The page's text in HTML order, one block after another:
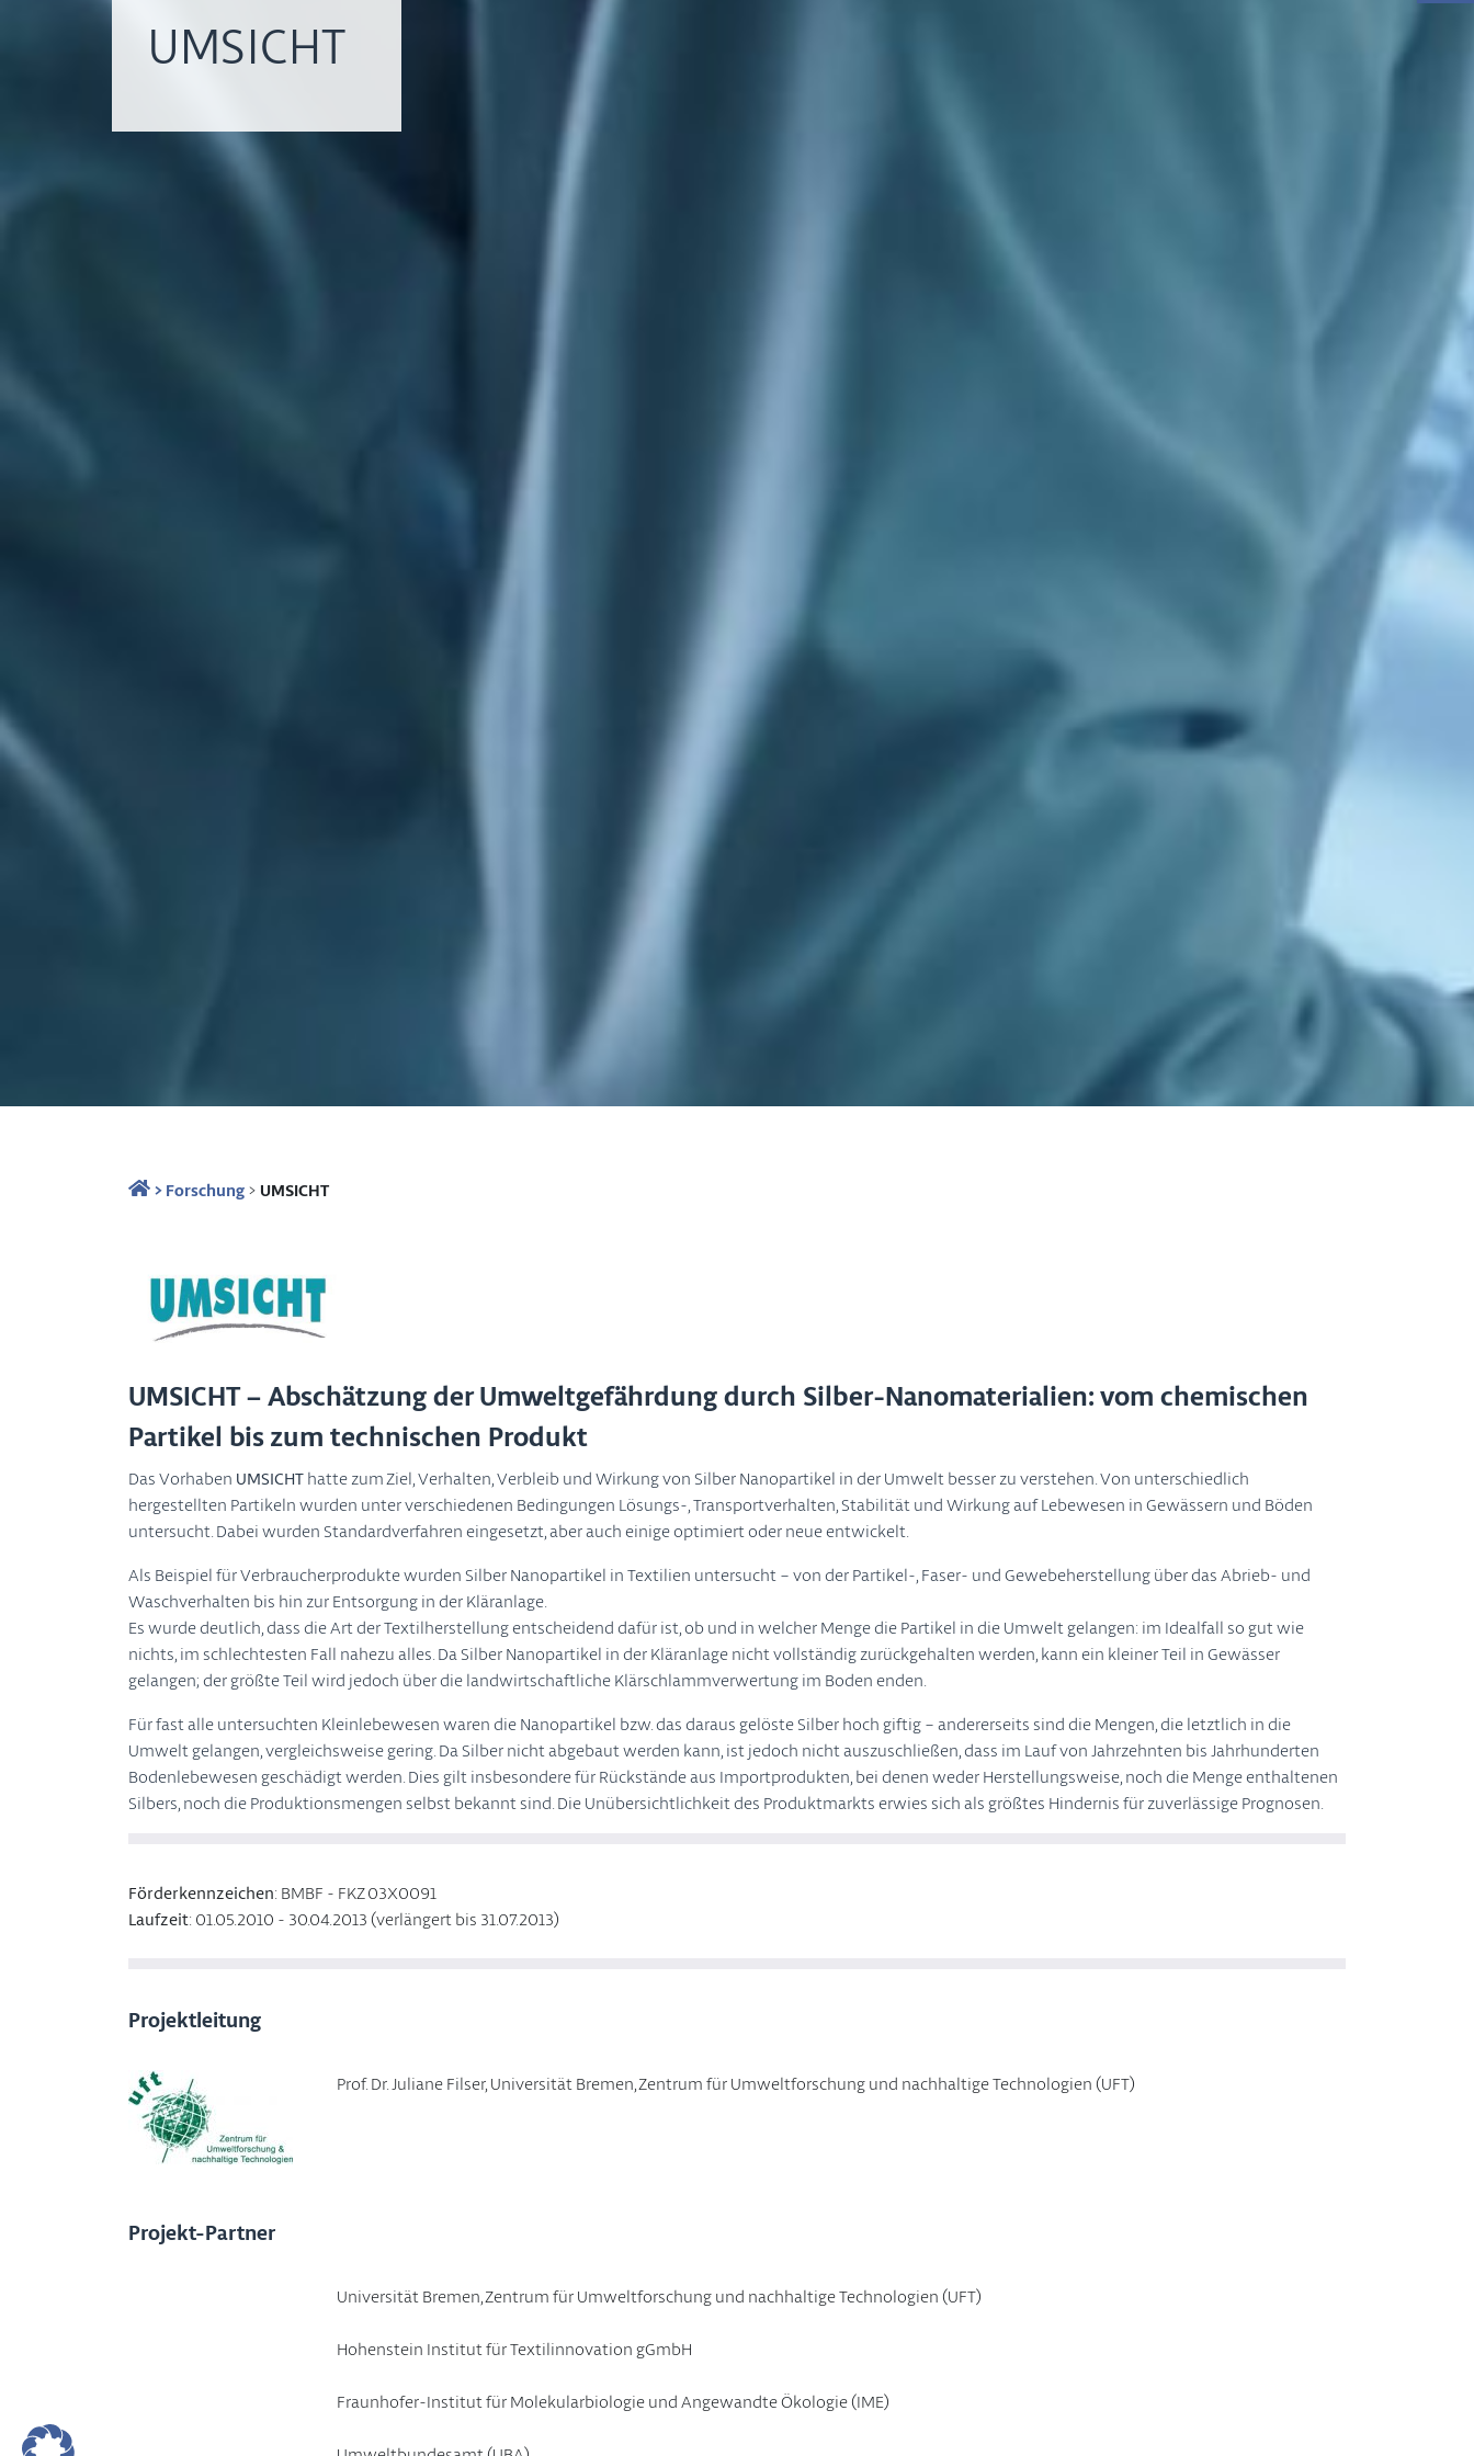
UMSICHT
>Forschung> UMSICHT
UMSICHT – Abschätzung der Umweltgefährdung durch Silber-Nanomaterialien: vom chemischen
Partikel bis zum technischen Produkt
Das Vorhaben UMSICHThatte zum Ziel, Verhalten, Verbleib und Wirkung von SilberNanopartikel in der Umwelt besser zu verstehen. Von unterschiedlich
hergestellten Partikeln wurden unter verschiedenen Bedingungen Lösungs-, Transportverhalten, Stabilität und Wirkung auf Lebewesen in Gewässern und Böden
untersucht. Dabei wurden Standardverfahren eingesetzt, aber auch einige optimiert oder neue entwickelt.
Als Beispiel für Verbraucherprodukte wurden Silber Nanopartikel in Textilien untersucht – von der Partikel-, Faser- und Gewebeherstellung über das Abrieb- und
Waschverhalten bis hin zur Entsorgung in der Kläranlage.
Es wurde deutlich, dass die Art der Textilherstellung entscheidend dafür ist, ob und in welcher Menge die Partikel in die Umwelt gelangen: im Idealfall so gut wie
nichts, im schlechtesten Fall nahezu alles. Da Silber Nanopartikel in der Kläranlage nicht vollständig zurückgehalten werden, kann ein kleiner Teil in Gewässer
gelangen; der größte Teil wird jedoch über die landwirtschaftliche Klärschlammverwertung im Boden enden.
Für fast alle untersuchten Kleinlebewesen waren die Nanopartikel bzw. das daraus gelöste Silber hoch giftig – andererseits sind die Mengen, die letztlich in die
Umwelt gelangen, vergleichsweise gering. Da Silber nicht abgebaut werden kann, ist jedoch nicht auszuschließen, dass im Lauf von Jahrzehnten bis Jahrhunderten
Bodenlebewesen geschädigt werden. Dies gilt insbesondere für Rückstände aus Importprodukten, bei denen weder Herstellungsweise, noch die Menge enthaltenen
Silbers, noch die Produktionsmengen selbst bekannt sind. Die Unübersichtlichkeit des Produktmarkts erwies sich als größtes Hindernis für zuverlässige Prognosen.
Förderkennzeichen:BMBF - FKZ 03X0091
Laufzeit:01.05.2010 - 30.04.2013 (verlängert bis 31.07.2013)
Projektleitung
Prof. Dr. Juliane Filser, Universität Bremen, Zentrum für Umweltforschung und nachhaltige Technologien (UFT)
Projekt-Partner
Universität Bremen, Zentrum für Umweltforschung und nachhaltige Technologien (UFT)
Hohenstein Institut für Textilinnovation gGmbH
Fraunhofer-Institut für Molekularbiologie und Angewandte Ökologie (IME)